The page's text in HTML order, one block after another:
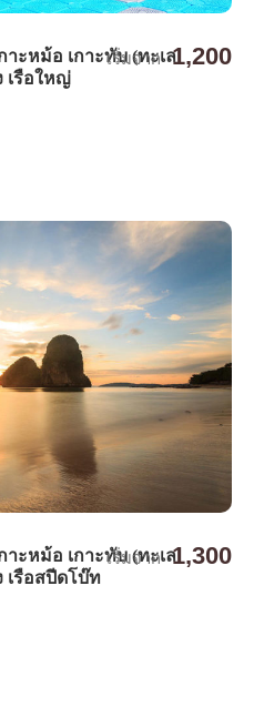
าะหม้อ เกาะทับ (ทะเล
เรือใหญ่
เริ่มจาก 1,200
าะหม้อ เกาะทับ (ทะเล
เรือสปีดโบ๊ท
เริ่มจาก 1,300